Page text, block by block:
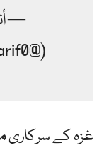
—
(@AnasAlSharif0)
غزہ کے سرکاری